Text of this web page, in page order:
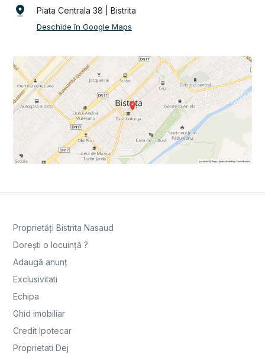
Piata Centrala 38 | Bistrita
Deschide în Google Maps
Proprietăți Bistrita Nasaud
Dorești o locuință ?
Adaugă anunț
Exclusivitati
Echipa
Ghid imobiliar
Credit Ipotecar
Proprietati Dej